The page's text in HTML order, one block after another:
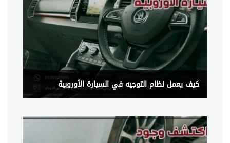
كيف يعمل نظام التوجيه في السيارة الأوروبية